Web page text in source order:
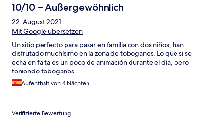
10/10 – Außergewöhnlich
22. August 2021
Mit Google übersetzen
Un sitio perfecto para pasar en familia con dos niños, han
disfrutado muchísimo en la zona de toboganes. Lo que si se
echa en falta es un poco de animación durante el día, pero
teniendo toboganes ...
Aufenthalt von 4 Nächten
Verifizierte Bewertung